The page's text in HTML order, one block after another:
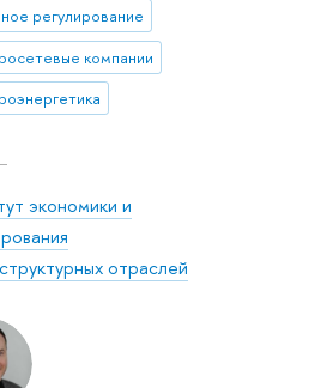
регулирование
компании
экономики и
отраслей